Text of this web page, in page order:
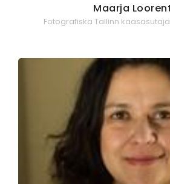
Maarja
Fotografiska Tallinn